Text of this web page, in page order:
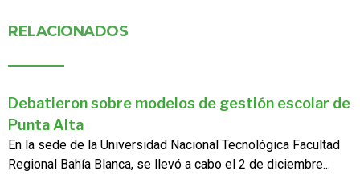
RELACIONADOS
Debatieron sobre modelos de gestión escolar de
Punta Alta
En la sede de la Universidad Nacional Tecnológica Facultad
Regional Bahía Blanca, se llevó a cabo el 2 de diciembre...